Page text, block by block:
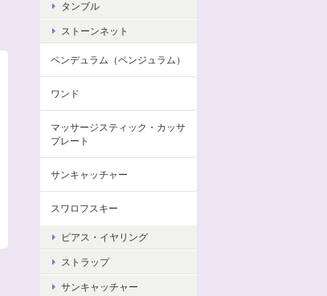
タンブル
ストーンネット
ペンデュラム（ペンジュラム）
ワンド
マッサージスティック・カッサ
プレート
サンキャッチャー
スワロフスキー
ピアス・イヤリング
ストラップ
サンキャッチャー